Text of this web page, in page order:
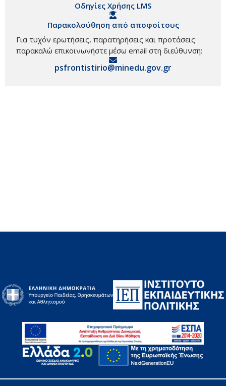
Οδηγίες Χρήσης LMS
Παρακολούθηση από αποφοίτους
Για τυχόν ερωτήσεις, παρατηρήσεις και προτάσεις
παρακαλώ επικοινωνήστε μέσω email στη διεύθυνση:
psfrontistirio@minedu.gov.gr